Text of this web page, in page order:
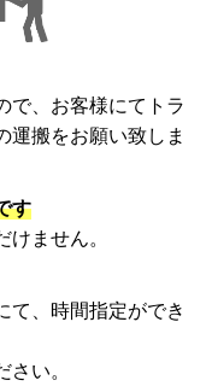
で、お客様にてトラ
運搬をお願い致しま
す
ません。
て、時間指定ができ
い。